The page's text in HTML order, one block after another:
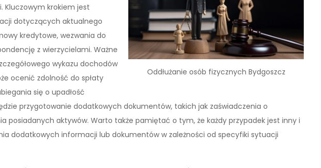
Oddłużanie osób fizycznych Bydgoszcz
Kluczowym krokiem jest
dotyczących aktualnego
kredytowe, wezwania do
z wierzycielami. Ważne
wykazu dochodów
ocenić zdolność do spłaty
się o upadłość
przygotowanie dodatkowych dokumentów, takich jak zaświadczenia o
posiadanych aktywów. Warto także pamiętać o tym, że każdy przypadek jest inny i
dodatkowych informacji lub dokumentów w zależności od specyfiki sytuacji